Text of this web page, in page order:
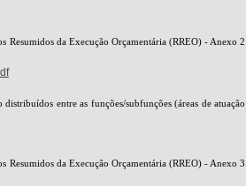
Resumidos da Execução Orçamentária (RREO) - Anexo 2
entre as funções/subfunções (áreas de atuação
Resumidos da Execução Orçamentária (RREO) - Anexo 3